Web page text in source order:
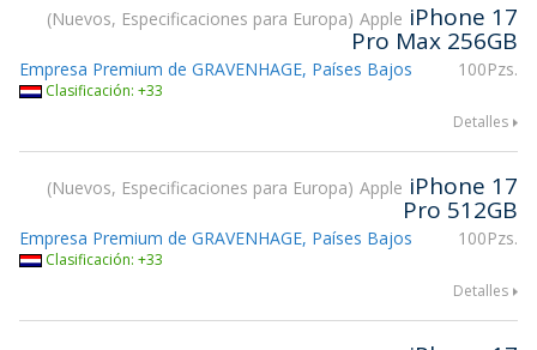
Nuevos, Especificaciones para Europa Apple iPhone 17
Pro Max 256GB
100Pzs.
Empresa Premium de GRAVENHAGE, Países Bajos
Clasificación: +33
Detalles
Nuevos, Especificaciones para Europa Apple iPhone 17
Pro 512GB
100Pzs.
Empresa Premium de GRAVENHAGE, Países Bajos
Clasificación: +33
Detalles